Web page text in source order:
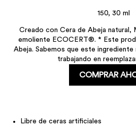
150, 30 ml
Creado con Cera de Abeja natural,
emoliente ECOCERT®. * Este
Abeja. Sabemos que este
trabajando en
COMPRAR
Libre de ceras artificiales